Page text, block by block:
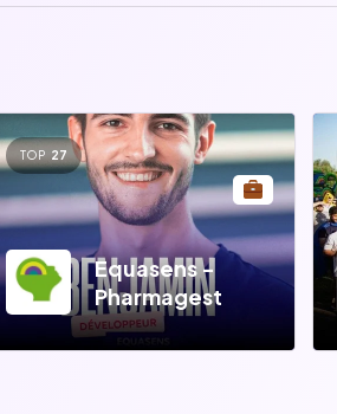
TOP 27
Equasens -
Pharmagest